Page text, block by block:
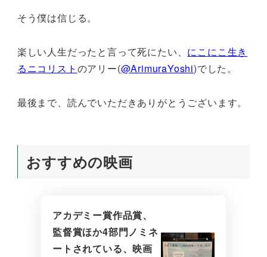
そう僕は信じる。
楽しい人生だったと言って死にたい、 にこにこ生き
るニコリスト のアリー(@ArimuraYoshi)でした。
最後まで、読んでいただきありがとうございます。
おすすめの映画
アカデミー賞作品賞、
監督賞ほか4部門ノミネ
ートされている、映画